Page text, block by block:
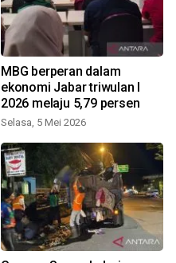
MBG berperan dalam
ekonomi Jabar triwulan I
2026 melaju 5,79 persen
Selasa, 5 Mei 2026